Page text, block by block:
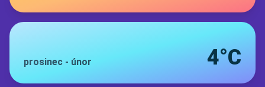
prosinec - únor 4°C